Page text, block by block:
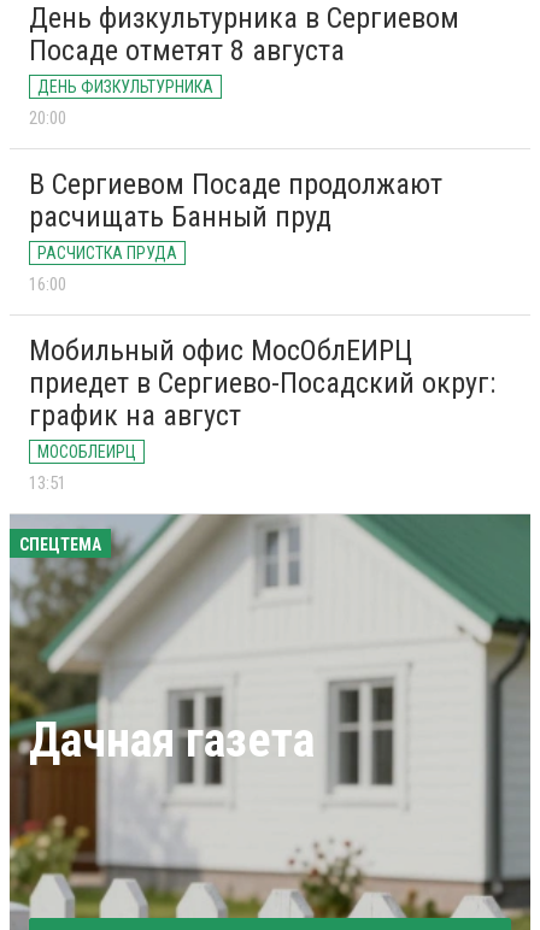
День физкультурника в Сергиевом
Посаде отметят 8 августа
ДЕНЬ ФИЗКУЛЬТУРНИКА
20:00
В Сергиевом Посаде продолжают
расчищать Банный пруд
РАСЧИСТКА ПРУДА
16:00
Мобильный офис МосОблЕИРЦ
приедет в Сергиево-Посадский округ:
график на август
МОСОБЛЕИРЦ
13:51
СПЕЦТЕМА
Дачная газета